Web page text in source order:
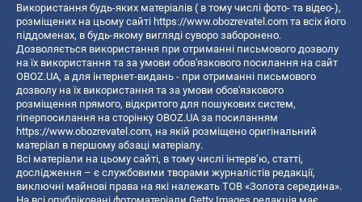
Використання будь-яких матеріалів ( в тому числі фото- та відео-),
розміщених на цьому сайті https://www.obozrevatel.com та всіх його
піддоменах, в будь-якому вигляді суворо заборонено.
Дозволяється використання при отриманні письмового дозволу
на їх використання та за умови обов'язкового посилання на сайт
OBOZ.UA, а для інтернет-видань - при отриманні письмового
дозволу на їх використання та за умови обов'язкового
розміщення прямого, відкритого для пошукових систем,
гіперпосилання на сторінку OBOZ.UA за посиланням
https://www.obozrevatel.com, на якій розміщено оригінальний
матеріал в першому абзаці матеріалу.
Всі матеріали на цьому сайті, в тому числі інтерв’ю, статті,
дослідження – є службовими творами журналістів редакції,
виключні майнові права на які належать ТОВ «Золота середина».